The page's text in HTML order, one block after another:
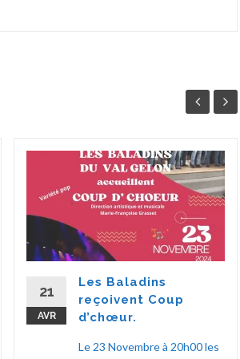
21
AVR
Les Baladins
reçoivent Coup
d’chœur.
Le 23 Novembre à 20h00 les